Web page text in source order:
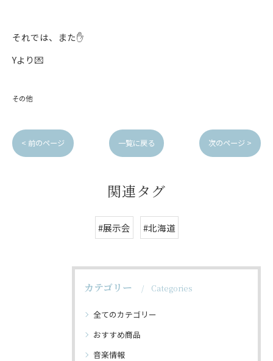
それでは、また✋
Yより💌
その他
< 前のページ 一覧に戻る 次のページ >
関連タグ
#展示会 #北海道
カテゴリー Categories
全てのカテゴリー
おすすめ商品
音楽情報